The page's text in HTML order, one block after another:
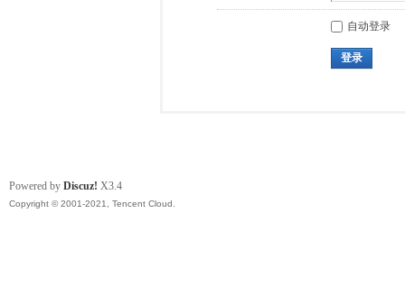
自动登录
登录
Powered by Discuz! X3.4
Copyright © 2001-2021, Tencent Cloud.